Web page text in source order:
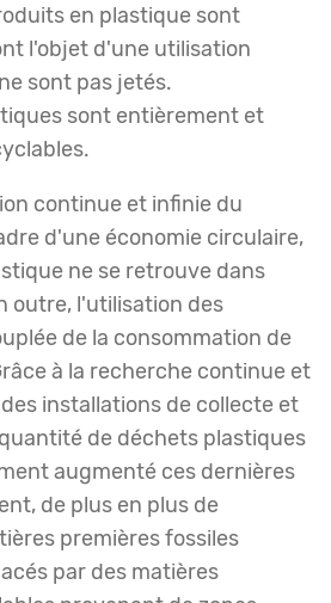
en plastique sont
l'objet d'une utilisation
sont pas jetés.
sont entièrement et
continue et infinie du
d'une économie circulaire,
ne se retrouve dans
outre, l'utilisation des
de la consommation de
à la recherche continue et
installations de collecte et
de déchets plastiques
augmenté ces dernières
de plus en plus de
premières fossiles
par des matières